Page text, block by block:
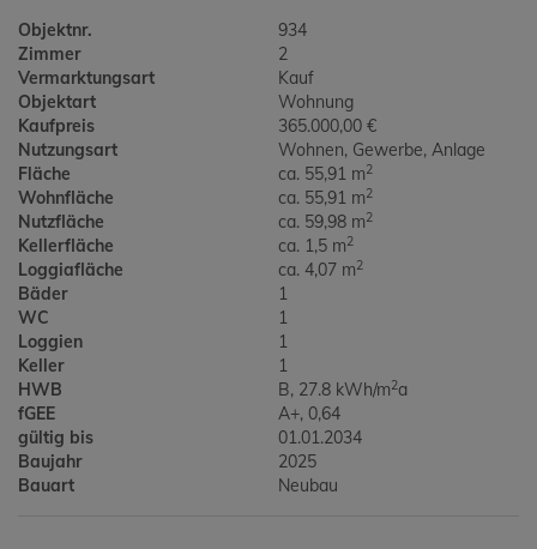
Objektnr.
934
Zimmer
2
Vermarktungsart
Kauf
Objektart
Wohnung
Kaufpreis
365.000,00 €
Nutzungsart
Wohnen Gewerbe Anlage
Fläche
ca. 55,91 m2
Wohnfläche ca. 55,91 m2
Nutzfläche ca. 59,98 m2
Kellerfläche ca. 1,5 m2
Loggiafläche ca. 4,07 m2
Bäder
1
WC
1
Loggien
1
Keller
1
HWB
B, 27.8 kWh/m2a
fGEE
A+, 0,64
gültig bis
01.01.2034
Baujahr
2025
Bauart
Neubau